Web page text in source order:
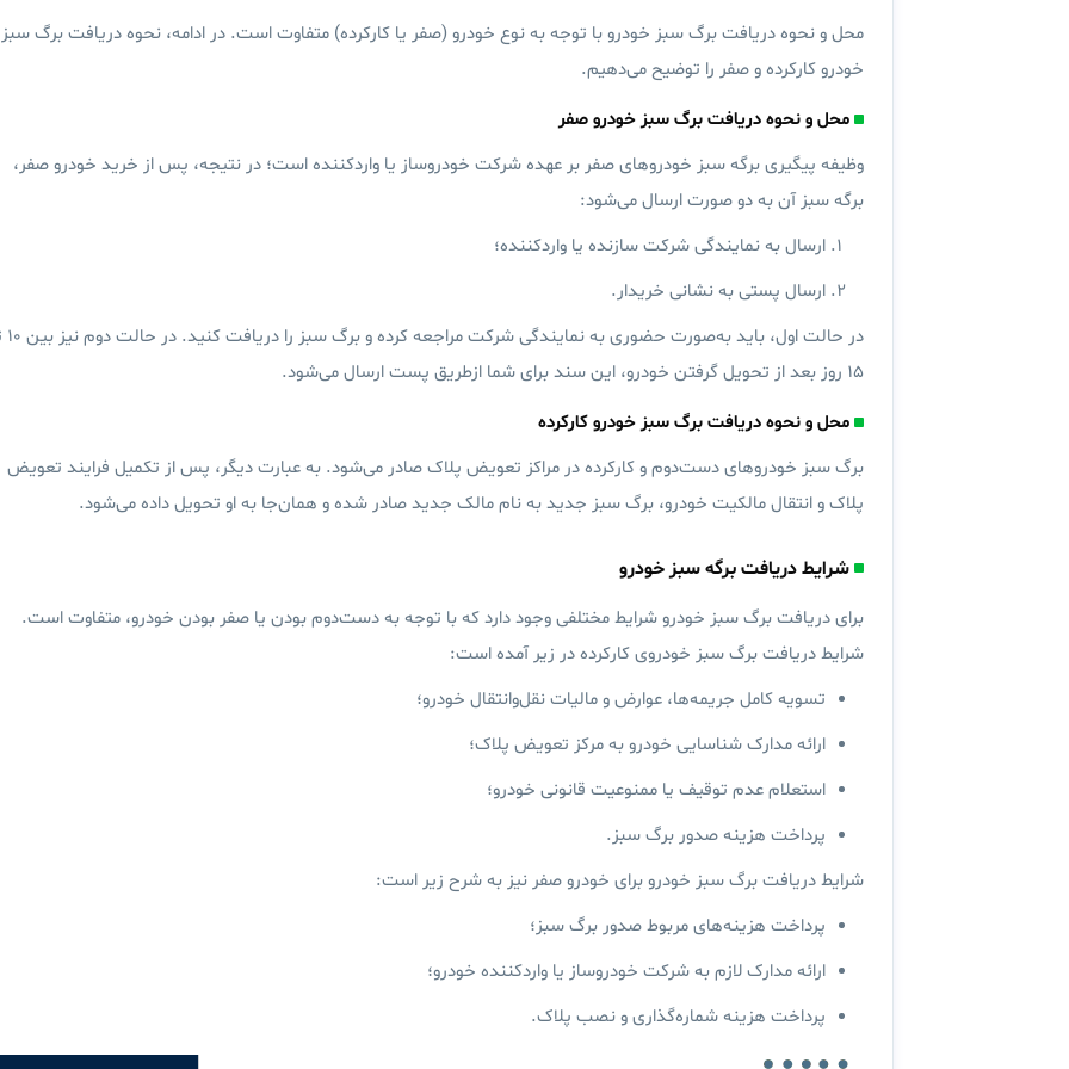
محل و نحوه دریافت برگ سبز خودرو با توجه به نوع خودرو (صفر یا کارکرده) متفاوت است. در ادامه، نحوه دریافت برگ سبز
خودرو کارکرده و صفر را توضیح می‌دهیم.
محل و نحوه دریافت برگ سبز خودرو صفر
وظیفه پیگیری برگه سبز خودروهای صفر بر عهده شرکت خودروساز یا واردکننده است؛ در نتیجه، پس از خرید خودرو صفر،
برگه سبز آن به دو صورت ارسال می‌شود:
ارسال به نمایندگی شرکت سازنده یا واردکننده؛
ارسال پستی به نشانی خریدار.
در حالت اول،
۱۵ روز بعد از تحویل گرفتن خودرو، این سند برای شما ازطریق پست ارسال می‌شود.
محل و نحوه دریافت برگ سبز خودرو کارکرده
برگ سبز خودروهای دست‌دوم و کارکرده در مراکز تعویض پلاک صادر می‌شود. به عبارت دیگر، پس از تکمیل فرایند تعویض
پلاک و انتقال مالکیت خودرو، برگ سبز جدید به نام مالک جدید صادر شده و همان‌جا به او تحویل داده می‌شود.
شرایط دریافت برگه سبز خودرو
برای دریافت برگ سبز خودرو شرایط مختلفی وجود دارد که با توجه به دست‌دوم‌ بودن یا صفر بودن خودرو، متفاوت است.
شرایط دریافت برگ سبز خودروی کارکردهدر زیر آمده است:
تسویه کامل جریمه‌ها، عوارض و مالیات نقل‌وانتقال خودرو؛
ارائه مدارک شناسایی خودرو به مرکز تعویض پلاک؛
استعلام عدم توقیف یا ممنوعیت قانونی خودرو؛
پرداخت هزینه صدور برگ سبز.
شرایط دریافت برگ سبز خودرو برای خودرو صفر نیز به شرح زیر است:
پرداخت هزینه‌های مربوط صدور برگ سبز؛
ارائه مدارک لازم به شرکت خودروساز یا واردکننده خودرو؛
پرداخت هزینه شماره‌گذاری و نصب پلاک.